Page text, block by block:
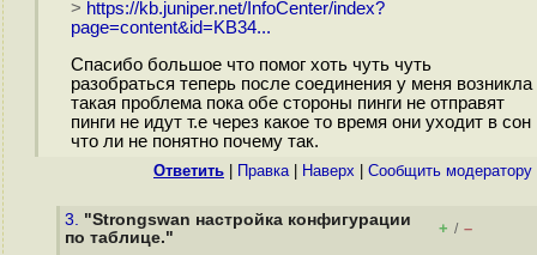
> https://kb.juniper.net/InfoCenter/index?
page=content&id=KB34...
Спасибо большое что помог хоть чуть чуть
разобраться теперь после соединения у меня возникла
такая проблема пока обе стороны пинги не отправят
пинги не идут т.е через какое то время они уходит в сон
что ли не понятно почему так.
Ответить Правка| Наверх Cообщить модератору
3. "Strongswan настройка конфигурации
по таблице."
+ / –